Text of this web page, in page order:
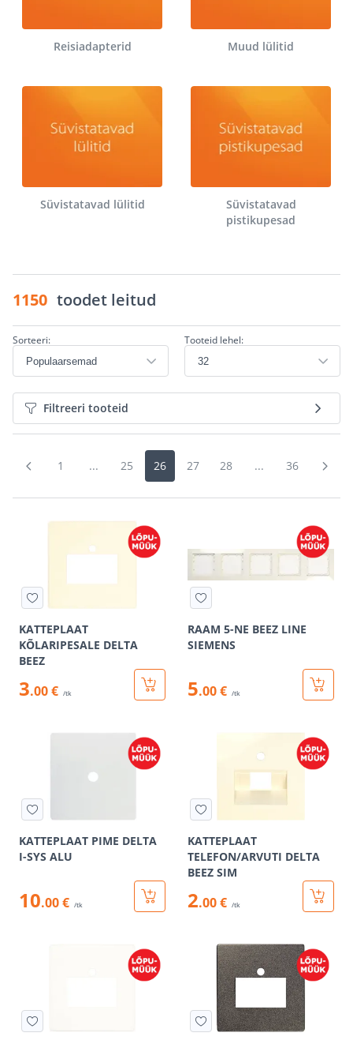
Reisiadapterid Muud lülitid
Süvistatavad lülitid
Süvistatavad
pistikupesad
1150 toodet leitud
Sorteeri: Tooteid lehel:
Filtreeri tooteid
1 ... 25 26 27 28 ... 36
KATTEPLAAT
KÕLARIPESALE DELTA
BEEZ
3.00 € /tk
RAAM 5-NE BEEZ LINE
SIEMENS
5.00 € /tk
KATTEPLAAT PIME DELTA
I-SYS ALU
10.00 € /tk
KATTEPLAAT
TELEFON/ARVUTI DELTA
BEEZ SIM
2.00 € /tk